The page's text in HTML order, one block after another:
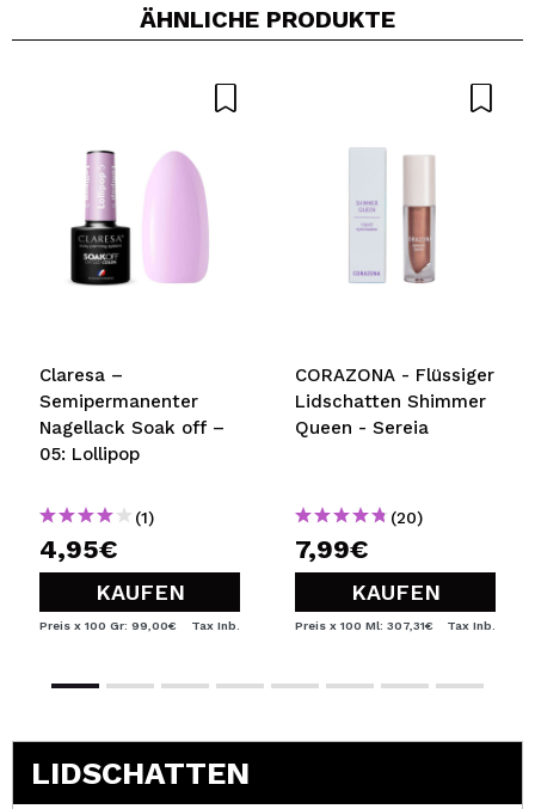
Ein Video oder Foto teilen
ÄHNLICHE PRODUKTE
Claresa –
Semipermanenter
Nagellack Soak off –
05: Lollipop
(1)
4,95€
KAUFEN
Preis x 100 Gr: 99,00€ Tax Inb.
CORAZONA - Flüssiger
Lidschatten Shimmer
Queen - Sereia
(20)
7,99€
KAUFEN
Preis x 100 Ml: 307,31€ Tax Inb.
LIDSCHATTEN